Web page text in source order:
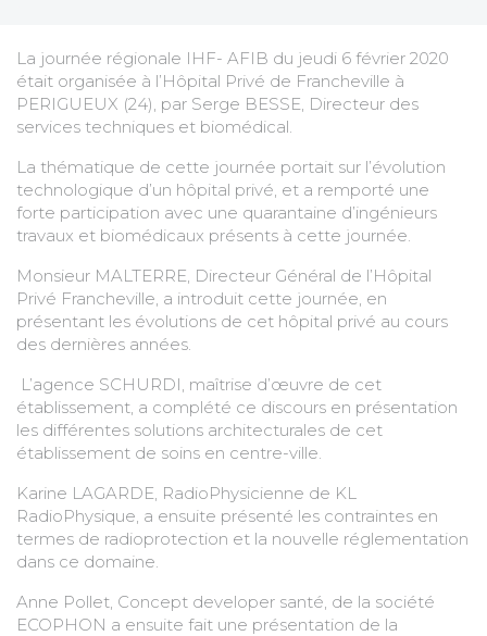
La journée régionale IHF- AFIB du jeudi 6 février 2020
était organisée à l’Hôpital Privé de Francheville à
PERIGUEUX (24), par Serge BESSE, Directeur des
services techniques et biomédical.
La thématique de cette journée portait sur l’évolution
technologique d’un hôpital privé, et a remporté une
forte participation avec une quarantaine d’ingénieurs
travaux et biomédicaux présents à cette journée.
Monsieur MALTERRE, Directeur Général de l’Hôpital
Privé Francheville, a introduit cette journée, en
présentant les évolutions de cet hôpital privé au cours
des dernières années.
L’agence SCHURDI, maîtrise d’œuvre de cet
établissement, a complété ce discours en présentation
les différentes solutions architecturales de cet
établissement de soins en centre-ville.
Karine LAGARDE, RadioPhysicienne de KL
RadioPhysique, a ensuite présenté les contraintes en
termes de radioprotection et la nouvelle réglementation
dans ce domaine.
Anne Pollet, Concept developer santé, de la société
ECOPHON a ensuite fait une présentation de la